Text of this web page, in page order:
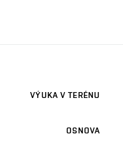
VÝUKA V TERÉNU
OSNOVA